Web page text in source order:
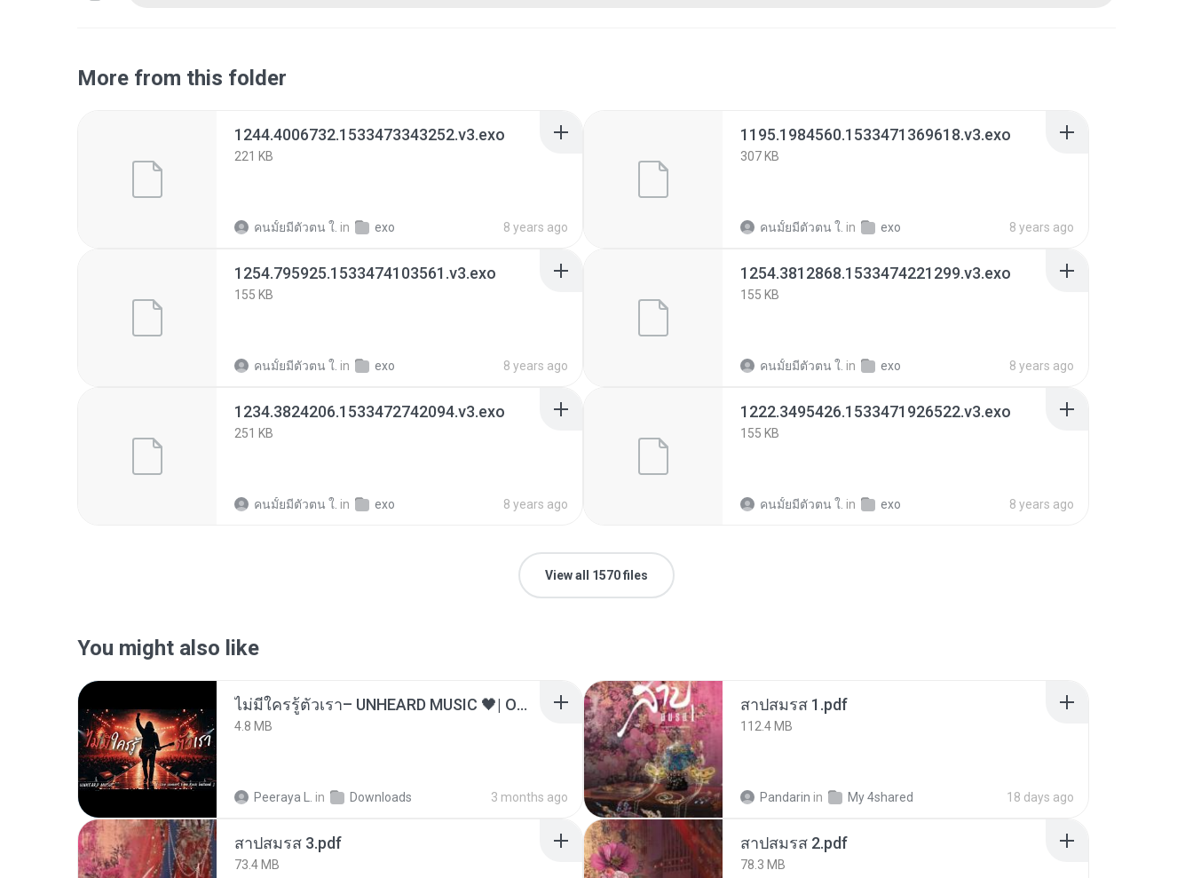
More from this folder
1244.4006732.1533473343252.v3.exo
221 KB
คนมั้ยมีตัวตน ใ. in exo 8 years ago
1195.1984560.1533471369618.v3.exo
307 KB
คนมั้ยมีตัวตน ใ. in exo 8 years ago
1254.795925.1533474103561.v3.exo
155 KB
คนมั้ยมีตัวตน ใ. in exo 8 years ago
1254.3812868.1533474221299.v3.exo
155 KB
คนมั้ยมีตัวตน ใ. in exo 8 years ago
1234.3824206.1533472742094.v3.exo
251 KB
คนมั้ยมีตัวตน ใ. in exo 8 years ago
1222.3495426.1533471926522.v3.exo
155 KB
คนมั้ยมีตัวตน ใ. in exo 8 years ago
View all 1570 files
You might also like
ไม่มีใครรู้ตัวเรา– UNHEARD MUSIC 🖤| Official Lyric Video | เพลงสู้ชีวิต
4.8 MB
Peeraya L. in Downloads 3 months ago
สาปสมรส 1.pdf
112.4 MB
Pandarin in My 4shared 18 days ago
สาปสมรส 3.pdf
73.4 MB
สาปสมรส 2.pdf
78.3 MB